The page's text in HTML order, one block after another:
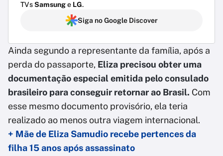
TVsSamsunge LG.
Siga no Google Discover
Ainda segundo a representante da família, após a
perda do passaporte, Eliza precisou obter uma
documentação especial emitida pelo consulado
brasileiro para conseguir retornar ao Brasil. Com
esse mesmo documento provisório, ela teria
realizado ao menos outra viagem internacional.
+ Mãe de Eliza Samudio recebe pertences da
filha 15 anos após assassinato